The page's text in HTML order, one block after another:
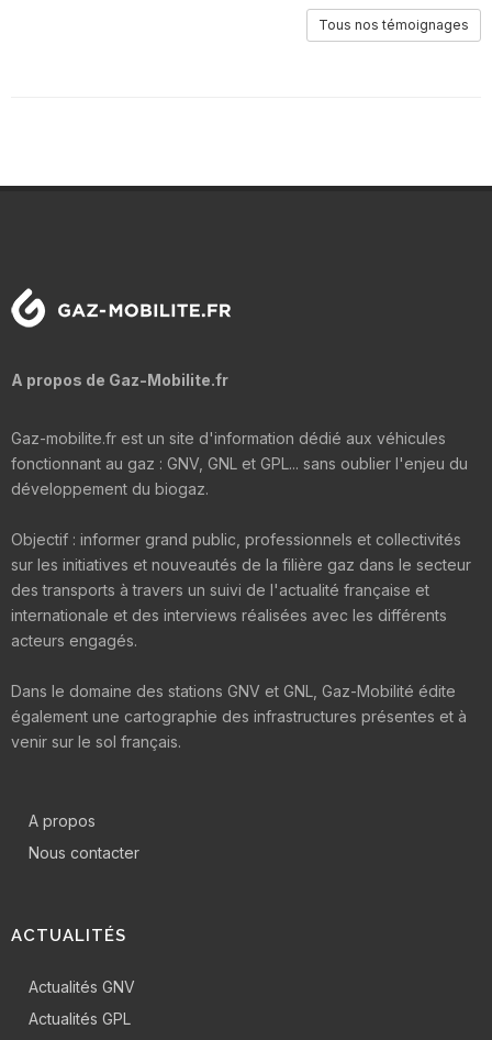
Tous nos témoignages
A propos de Gaz-Mobilite.fr
Gaz-mobilite.fr est un site d'information dédié aux véhicules
fonctionnant au gaz : GNV, GNL et GPL... sans oublier l'enjeu du
développement du biogaz.
Objectif : informer grand public, professionnels et collectivités
sur les initiatives et nouveautés de la filière gaz dans le secteur
des transports à travers un suivi de l'actualité française et
internationale et des interviews réalisées avec les différents
acteurs engagés.
Dans le domaine des stations GNV et GNL, Gaz-Mobilité édite
également une cartographie des infrastructures présentes et à
venir sur le sol français.
A propos
Nous contacter
ACTUALITÉS
Actualités GNV
Actualités GPL